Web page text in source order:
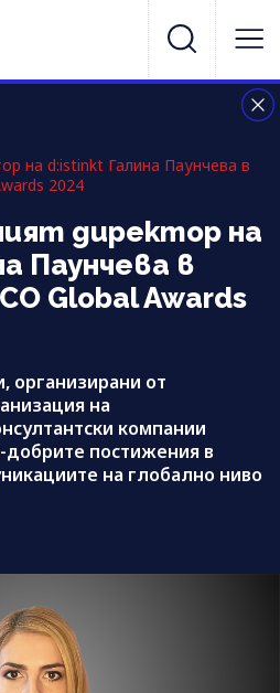
на d:istinkt Галина Паунчева в
2024
директор на
Паунчева в
Global Awards
организирани от
на
компании
добрите постижения в
на глобално ниво